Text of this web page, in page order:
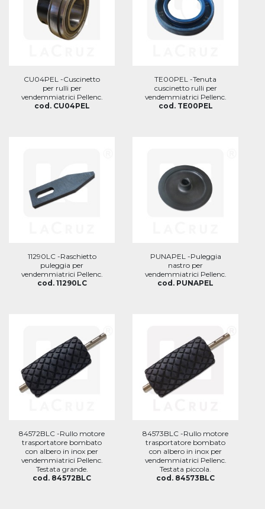
CU04PEL -Cuscinetto
per rulli per
vendemmiatrici Pellenc.
cod. CU04PEL
TE00PEL -Tenuta
cuscinetto rulli per
vendemmiatrici Pellenc.
cod. TE00PEL
11290LC -Raschietto
puleggia per
vendemmiatrici Pellenc.
cod. 11290LC
PUNAPEL -Puleggia
nastro per
vendemmiatrici Pellenc.
cod. PUNAPEL
84572BLC -Rullo motore
trasportatore bombato
con albero in inox per
vendemmiatrici Pellenc.
Testata grande.
cod. 84572BLC
84573BLC -Rullo motore
trasportatore bombato
con albero in inox per
vendemmiatrici Pellenc.
Testata piccola.
cod. 84573BLC